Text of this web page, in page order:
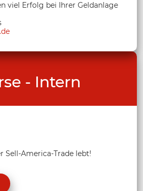
viel Erfolg bei Ihrer Geldanlage
- Intern
Sell-America-Trade lebt!